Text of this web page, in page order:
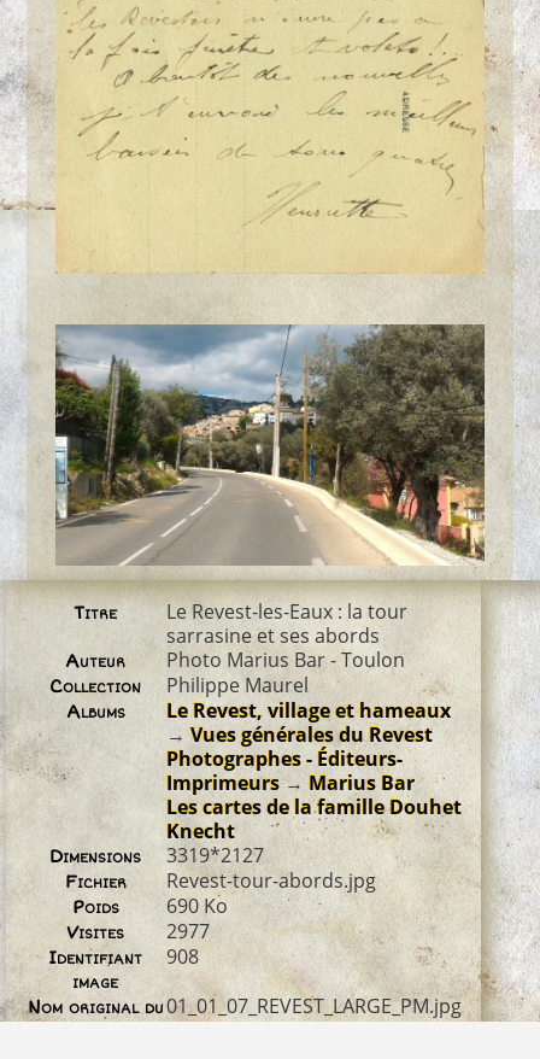
Titre
Le Revest-les-Eaux : la tour
sarrasine et ses abords
Auteur Photo Marius Bar - Toulon
Collection Philippe Maurel
Albums
Le Revest, village et hameaux
→Vues générales du Revest
Photographes - Éditeurs-
Imprimeurs→ Marius Bar
Les cartes de la famille Douhet
Knecht
Dimensions 3319*2127
Fichier Revest-tour-abords.jpg
Poids 690 Ko
Visites 2977
Identifiant
image
908
Nom original du01_01_07_REVEST_LARGE_PM.jpg